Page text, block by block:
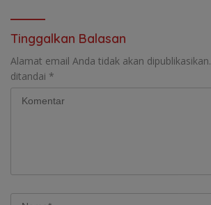
Tinggalkan Balasan
Alamat email Anda tidak akan dipublikasikan.
ditandai *